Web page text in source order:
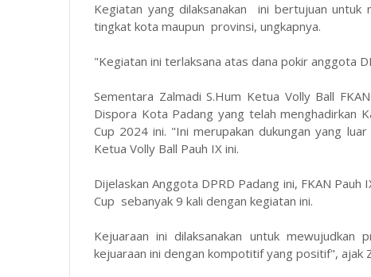
Kegiatan yang dilaksanakan ini bertujuan
tingkat kota maupun provinsi, ungkapnya.
"Kegiatan ini terlaksana atas dana pokir anggota
Sementara Zalmadi S.Hum Ketua Volly Ball
Dispora Kota Padang yang telah menghadirkan
Cup 2024 ini. "Ini merupakan dukungan yang
Ketua Volly Ball Pauh IX ini.
Dijelaskan Anggota DPRD Padang ini, FKAN Pauh
Cup sebanyak 9 kali dengan kegiatan ini.
Kejuaraan ini dilaksanakan untuk
kejuaraan ini dengan kompotitif yang positif", ajak